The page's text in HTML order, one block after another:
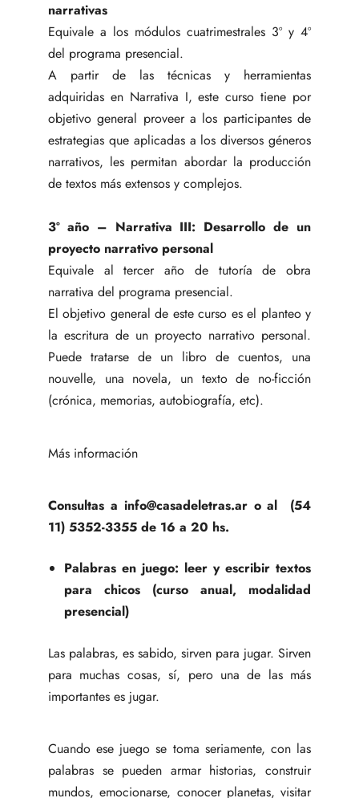
narrativas
Equivale a los módulos cuatrimestrales 3º y 4º
del programa presencial.
A partir de las técnicas y herramientas
adquiridas en Narrativa I, este curso tiene por
objetivo general proveer a los participantes de
estrategias que aplicadas a los diversos géneros
narrativos, les permitan abordar la producción
de textos más extensos y complejos.
3º año – Narrativa III: Desarrollo de un
proyecto narrativo personal
Equivale al tercer año de tutoría de obra
narrativa del programa presencial.
El objetivo general de este curso es el planteo y
la escritura de un proyecto narrativo personal.
Puede tratarse de un libro de cuentos, una
nouvelle, una novela, un texto de no-ficción
(crónica, memorias, autobiografía, etc).
Más información
Consultas a info@casadeletras.ar o al (54
11) 5352-3355 de 16 a 20 hs.
Palabras en juego: leer y escribir textos
para chicos (curso anual, modalidad
presencial)
Las palabras, es sabido, sirven para jugar. Sirven
para muchas cosas, sí, pero una de las más
importantes es jugar.
Cuando ese juego se toma seriamente, con las
palabras se pueden armar historias, construir
mundos, emocionarse, conocer planetas, visitar